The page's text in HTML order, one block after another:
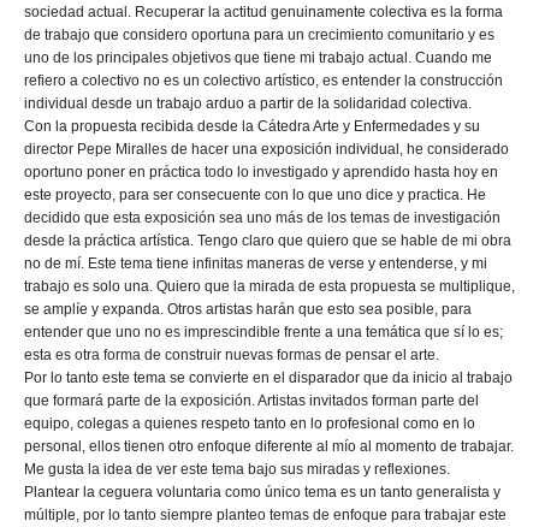
sociedad actual. Recuperar la actitud genuinamente colectiva es la forma
de trabajo que considero oportuna para un crecimiento comunitario y es
uno de los principales objetivos que tiene mi trabajo actual. Cuando me
refiero a colectivo no es un colectivo artístico, es entender la construcción
individual desde un trabajo arduo a partir de la solidaridad colectiva.
Con la propuesta recibida desde la Cátedra Arte y Enfermedades y su
director Pepe Miralles de hacer una exposición individual, he considerado
oportuno poner en práctica todo lo investigado y aprendido hasta hoy en
este proyecto, para ser consecuente con lo que uno dice y practica. He
decidido que esta exposición sea uno más de los temas de investigación
desde la práctica artística. Tengo claro que quiero que se hable de mi obra
no de mí. Este tema tiene infinitas maneras de verse y entenderse, y mi
trabajo es solo una. Quiero que la mirada de esta propuesta se multiplique,
se amplíe y expanda. Otros artistas harán que esto sea posible, para
entender que uno no es imprescindible frente a una temática que sí lo es;
esta es otra forma de construir nuevas formas de pensar el arte.
Por lo tanto este tema se convierte en el disparador que da inicio al trabajo
que formará parte de la exposición. Artistas invitados forman parte del
equipo, colegas a quienes respeto tanto en lo profesional como en lo
personal, ellos tienen otro enfoque diferente al mío al momento de trabajar.
Me gusta la idea de ver este tema bajo sus miradas y reflexiones.
Plantear la ceguera voluntaria como único tema es un tanto generalista y
múltiple, por lo tanto siempre planteo temas de enfoque para trabajar este